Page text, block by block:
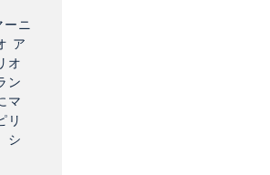
ニ
ア
オ
ン
マ
リ
シ